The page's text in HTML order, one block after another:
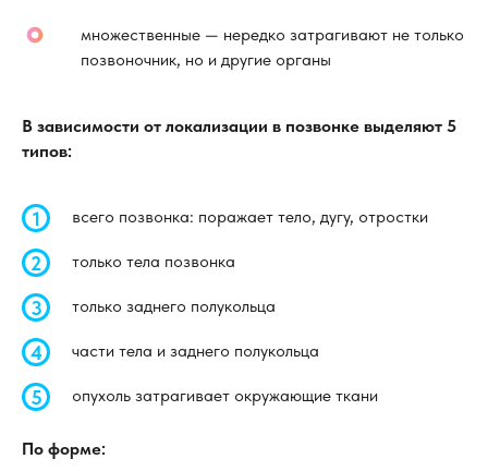
множественные — нередко затрагивают не только
позвоночник, но и другие органы
В зависимости от локализации в позвонке выделяют 5
типов:
всего позвонка: поражает тело, дугу, отростки
только тела позвонка
только заднего полукольца
части тела и заднего полукольца
опухоль затрагивает окружающие ткани
По форме: